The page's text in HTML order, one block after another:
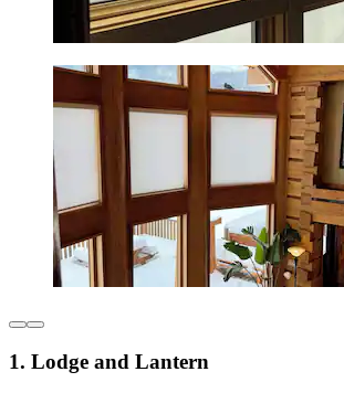
1. Lodge and Lantern